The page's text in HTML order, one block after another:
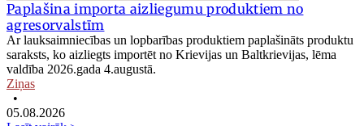
Paplašina importa aizliegumu produktiem no
agresorvalstīm
Ar lauksaimniecības un lopbarības produktiem paplašināts produktu
saraksts, ko aizliegts importēt no Krievijas un Baltkrievijas, lēma
valdība 2026.gada 4.augustā.
Ziņas
•
05.08.2026